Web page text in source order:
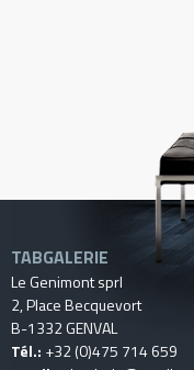
TABGALERIE
Le Genimont sprl
2, Place Becquevort
B-1332 GENVAL
Tél.: +32 (0)475 714 659